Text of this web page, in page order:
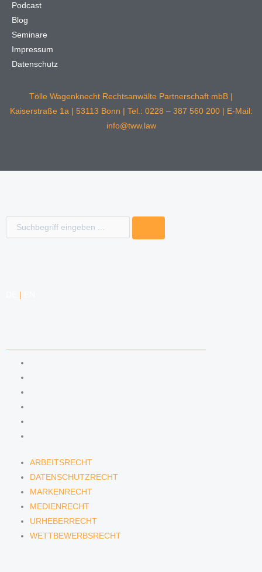
Podcast
Blog
Seminare
Impressum
Datenschutz
Tölle Wagenknecht Rechtsanwälte Partnerschaft mbB |
Kaiserstraße 1a | 53113 Bonn | Tel.: 0228 – 387 560 200 | E-Mail:
info@tww.law
Suche
ARBEITSRECHT
DATENSCHUTZRECHT
MARKENRECHT
MEDIENRECHT
URHEBERRECHT
WETTBEWERBSRECHT